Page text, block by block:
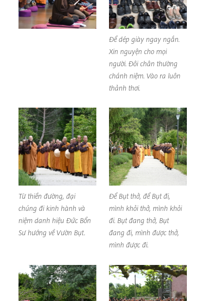
Để dép giày ngay ngắn.
Xin nguyện cho mọi
người. Đôi chân thường
chánh niệm. Vào ra luôn
thảnh thơi.
Từ thiền đường, đại
chúng đi kinh hành và
niệm danh hiệu Đức Bổn
Sư hướng về Vườn Bụt.
Để Bụt thở, để Bụt đi,
mình khỏi thở, mình khỏi
đi. Bụt đang thở, Bụt
đang đi, mình được thở,
mình được đi.